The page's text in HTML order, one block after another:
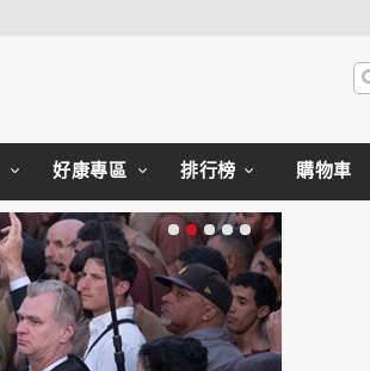
好康專區 排行榜 購物車